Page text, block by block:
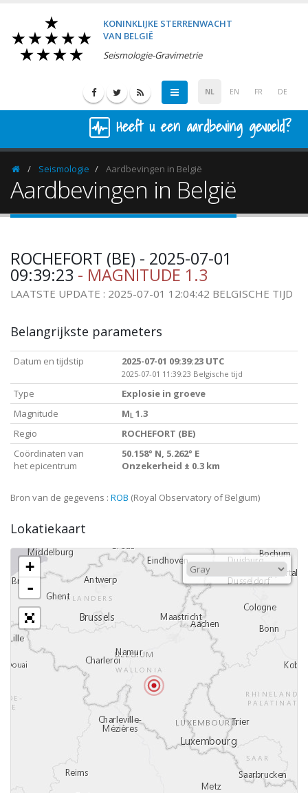
KONINKLIJKE STERRENWACHT
VAN BELGIË
Seismologie-Gravimetrie
NL EN FR DE
Heeft u een aardbeving gevoeld?
HomepageSeismologie Aardbevingen in België
Aardbevingen in België
ROCHEFORT (BE) - 2025-07-01
09:39:23 - MAGNITUDE 1.3
LAATSTE UPDATE : 2025-07-01 12:04:42 BELGISCHE TIJD
Belangrijkste parameters
Datum en tijdstip 2025-07-01 09:39:23 UTC
2025-07-01 11:39:23 Belgische tijd
Type
Explosie in groeve
Magnitude
M L 1.3
Regio
ROCHEFORT (BE)
Coördinaten van
het epicentrum
50.158° N, 5.262° E
Onzekerheid ± 0.3 km
Bron van de gegevens : ROB (Royal Observatory of Belgium)
Lokatiekaart
+
-